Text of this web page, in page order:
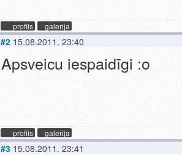
profils galerija
#2 15.08.2011. 23:40
Apsveicu iespaidīgi :o
profils galerija
#3 15.08.2011. 23:41